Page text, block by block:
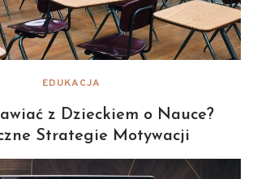
EDUKACJA
z Dzieckiem o Nauce?
Strategie Motywacji